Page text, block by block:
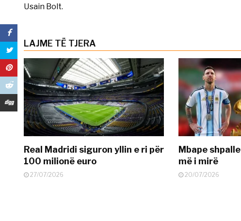
Usain Bolt.
LAJME TË TJERA
Real Madridi siguron yllin e ri për
100 milionë euro
27/07/2026
Mbape
më i mirë
20/07/2026